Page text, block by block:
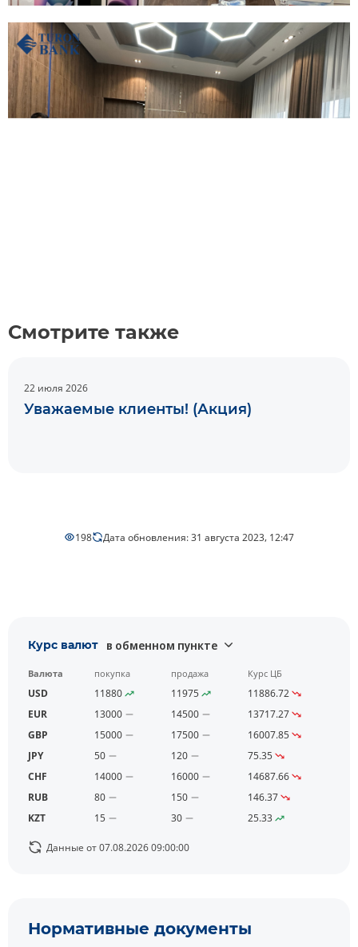
Смотрите также
22 июля 2026
Уважаемые клиенты! (Акция)
198 Дата обновления: 31 августа 2023, 12:47
Курс валют в обменном пункте
Валюта покупка продажа Курс ЦБ
USD 11880 11975
11886.72
EUR
13000 14500
13717.27
GBP
15000 17500
16007.85
JPY
50 120
75.35
CHF
14000 16000
14687.66
RUB
80 150
146.37
KZT
15 30 25.33
Данные от 07.08.2026 09:00:00
Нормативные документы